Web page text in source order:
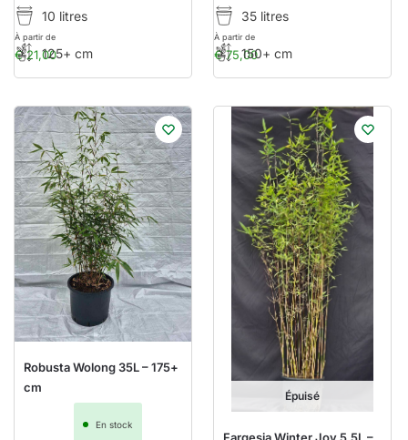
€21,00
À partir de
10 litres
125+ cm €75,00
À partir de
35 litres
150+ cm
Robusta Wolong 35L – 175+
cm
En stock
Épuisé
Fargesia Winter Joy 5,5L –